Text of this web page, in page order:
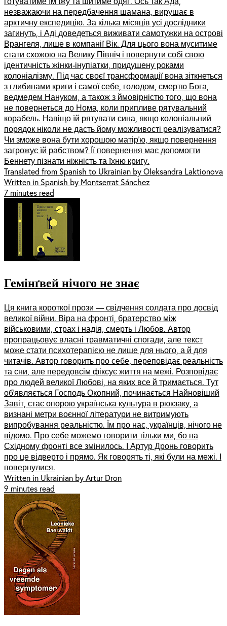
незважаючи на передбачення шамана, вирушає в
арктичну експедицію. За кілька місяців усі дослідники
загинуть, і Аді доведеться виживати самотужки на острові
Врангеля, лише в компанії Вік. Для цього вона муситиме
стати схожою на Велику Північ і повернути собі свою
ідентичність жінки-інупіатки, придушену роками
колоніалізму. Під час своєї трансформації вона зіткнеться
з глибинами криги і самої себе, голодом, смертю Бога,
ведмедем Нануком, а також з ймовірністю того, що вона
не повернеться до Нома, коли припливе рятувальний
корабель. Навіщо їй рятувати сина, якщо колоніальний
порядок ніколи не дасть йому можливості реалізуватися?
Чи зможе вона бути хорошою матір’ю, якщо повернення
загрожує їй рабством? Її повернення має допомогти
Беннету пізнати ніжність та їхню кригу.
Translated from Spanish to Ukrainian by Oleksandra Laktionova
Written in Spanish by Montserrat Sánchez
7 minutes read
Гемінґвей нічого не знає
Ця книга короткої прози — свідчення солдата про досвід
великої війни. Віра на фронті, братерство між
військовими, страх і надія, смерть і Любов. Автор
пропрацьовує власні травматичні спогади, але текст
може стати психотерапією не лише для нього, а й для
читачів. Автор говорить про себе, переповідає реальність
та сни, але передовсім фіксує життя на межі. Розповідає
про людей великої Любові, на яких все й тримається. Тут
обʼявляється Господь Окопний, починається Найновіший
Завіт, стає опорою українська культура в рюкзаку, а
визнані метри воєнної літератури не витримують
випробування реальністю. Їм про нас, українців, нічого не
відомо. Про себе можемо говорити тільки ми, бо на
Східному фронті все змінилось. І Артур Дронь говорить
про це відверто і прямо. Як говорять ті, які були на межі. І
повернулися.
Written in Ukrainian by Artur Dron
9 minutes read